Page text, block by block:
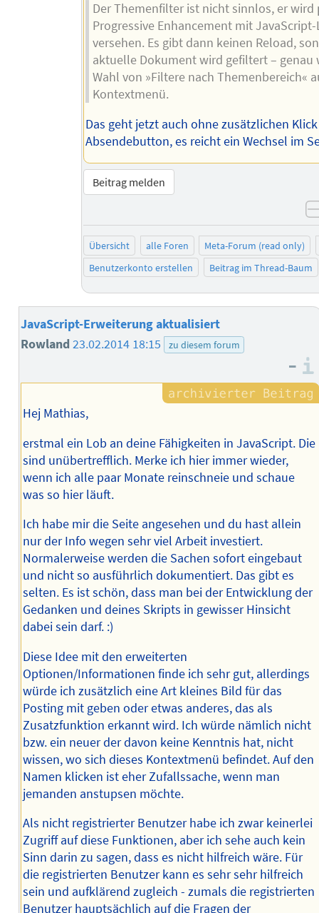
Der Themenfilter ist nicht sinnlos, er wird
Progressive Enhancement mit
versehen. Es gibt dann keinen Reload,
aktuelle Dokument wird gefiltert – genau
Wahl von »Filtere nach Themenbereich«
Kontextmenü.
Das geht jetzt auch ohne zusätzlichen
Absendebutton, es reicht ein Wechsel im
Beitrag melden
Übersicht alle Foren
Meta-Forum (read only)
Benutzerkonto erstellen
Beitrag im Thread-Baum
JavaScript-Erweiterung aktualisiert
Rowland23.02.2014 18:15 zu diesem forum
–
Hej Mathias,
erstmal ein Lob an deine Fähigkeiten in JavaScript. Die
sind unübertrefflich. Merke ich hier immer wieder,
wenn ich alle paar Monate reinschneie und schaue
was so hier läuft.
Ich habe mir die Seite angesehen und du hast allein
nur der Info wegen sehr viel Arbeit investiert.
Normalerweise werden die Sachen sofort eingebaut
und nicht so ausführlich dokumentiert. Das gibt es
selten. Es ist schön, dass man bei der Entwicklung der
Gedanken und deines Skripts in gewisser Hinsicht
dabei sein darf. :)
Diese Idee mit den erweiterten
Optionen/Informationen finde ich sehr gut, allerdings
würde ich zusätzlich eine Art kleines Bild für das
Posting mit geben oder etwas anderes, das als
Zusatzfunktion erkannt wird. Ich würde nämlich nicht
bzw. ein neuer der davon keine Kenntnis hat, nicht
wissen, wo sich dieses Kontextmenü befindet. Auf den
Namen klicken ist eher Zufallssache, wenn man
jemanden anstupsen möchte.
Als nicht registrierter Benutzer habe ich zwar keinerlei
Zugriff auf diese Funktionen, aber ich sehe auch kein
Sinn darin zu sagen, dass es nicht hilfreich wäre. Für
die registrierten Benutzer kann es sehr sehr hilfreich
sein und aufklärend zugleich - zumals die registrierten
Benutzer hauptsächlich auf die Fragen der